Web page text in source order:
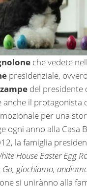
che vedete
presidenziale,
del presidente
anche il protagonista
per una
ogni anno alla Casa
la famiglia
House Easter Egg
Go, giochiamo,
si unirànno alla